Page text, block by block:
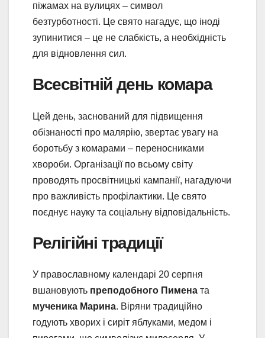
піжамах на вулицях – символ
безтурботності. Це свято нагадує, що іноді
зупинитися – це не слабкість, а необхідність
для відновлення сил.
Всесвітній день комара
Цей день, заснований для підвищення
обізнаності про малярію, звертає увагу на
боротьбу з комарами – переносниками
хвороби. Організації по всьому світу
проводять просвітницькі кампанії, нагадуючи
про важливість профілактики. Це свято
поєднує науку та соціальну відповідальність.
Релігійні традиції
У православному календарі 20 серпня
вшановують преподобного Пимена та
мученика Марина. Віряни традиційно
годують хворих і сиріт яблуками, медом і